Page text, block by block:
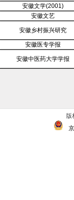
安徽文学(2001)
安徽文艺
安徽乡村振兴研究
安徽医专学报
安徽中医药大学学报
版